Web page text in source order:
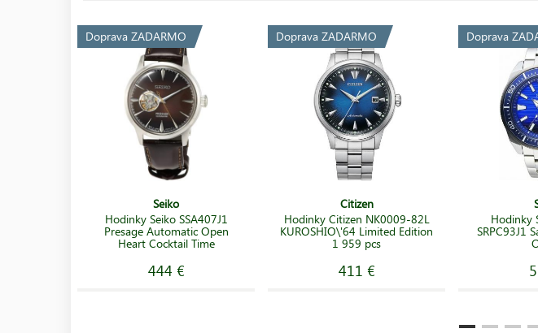
Doprava ZADARMO
Seiko
Hodinky Seiko SSA407J1
Presage Automatic Open
Heart Cocktail Time
444 €
Doprava ZADARMO
Citizen
Hodinky Citizen NK0009-82L
KUROSHIO\'64 Limited Edition
1 959 pcs
411 €
Doprava
Hodinky
SRPC93J1